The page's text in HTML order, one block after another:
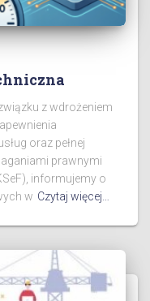
z wdrożeniem
oraz pełnej
prawnymi
informujemy o
w Czytaj więcej…